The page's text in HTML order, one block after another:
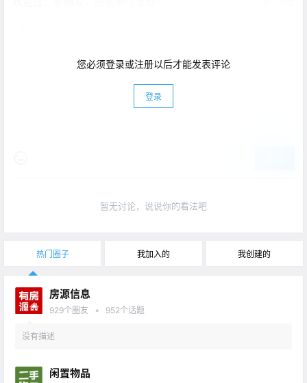
您必须登录或注册以后才能发表评论
登录
暂无讨论，说说你的看法吧
热门圈子 我加入的 我创建的
房源信息
929个圈友 • 952个话题
没有描述
闲置物品